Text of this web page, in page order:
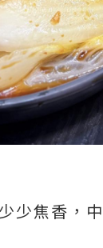
少焦香，